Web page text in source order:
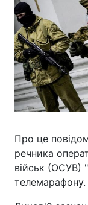
Про це
речника
військ (ОСУВ)
телемарафону.